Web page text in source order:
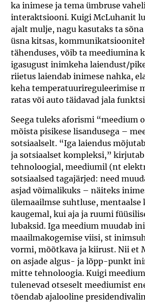
ka inimese ja tema ümbruse
interaktsiooni. Kuigi McLuhanit
ajalt mulje, nagu kasutaks ta
üsna kitsas,
tähenduses, võib ta meediumina
igasugust inimkeha laiendust/
riietus laiendab inimese nahka,
keha temperatuurireguleerimise
ratas või auto täidavad jala
Seega tuleks aforismi “meedium
mõista pisikese lisandusega –
sotsiaalselt. “Iga laiendus
ja sotsiaalset kompleksi,”
tehnoloogial, meediumil (nt
sotsiaalsed tagajärjed: need
asjad võimalikuks – näiteks
ülemaailmse suhtluse, mentaalse
kaugemal, kui aja ja ruumi
lubaksid. Iga meedium muudab
maailmakogemise viisi, st
vormi, mõõtkava ja kiirust. Nii et
on asjade algus- ja lõpp-punkt
mitte tehnoloogia. Kuigi
tulenevad otseselt meediumist
tõendab ajalooline